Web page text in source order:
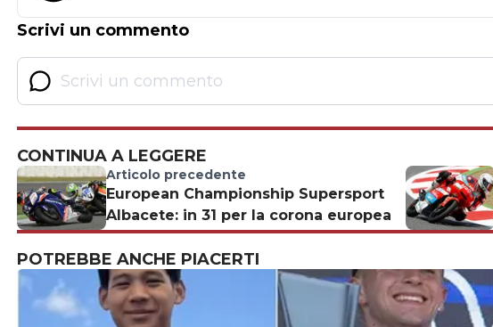
Scrivi un commento
CONTINUA A LEGGERE
Articolo precedente
European Championship Supersport
Albacete: in 31 per la corona europea
POTREBBE ANCHE PIACERTI